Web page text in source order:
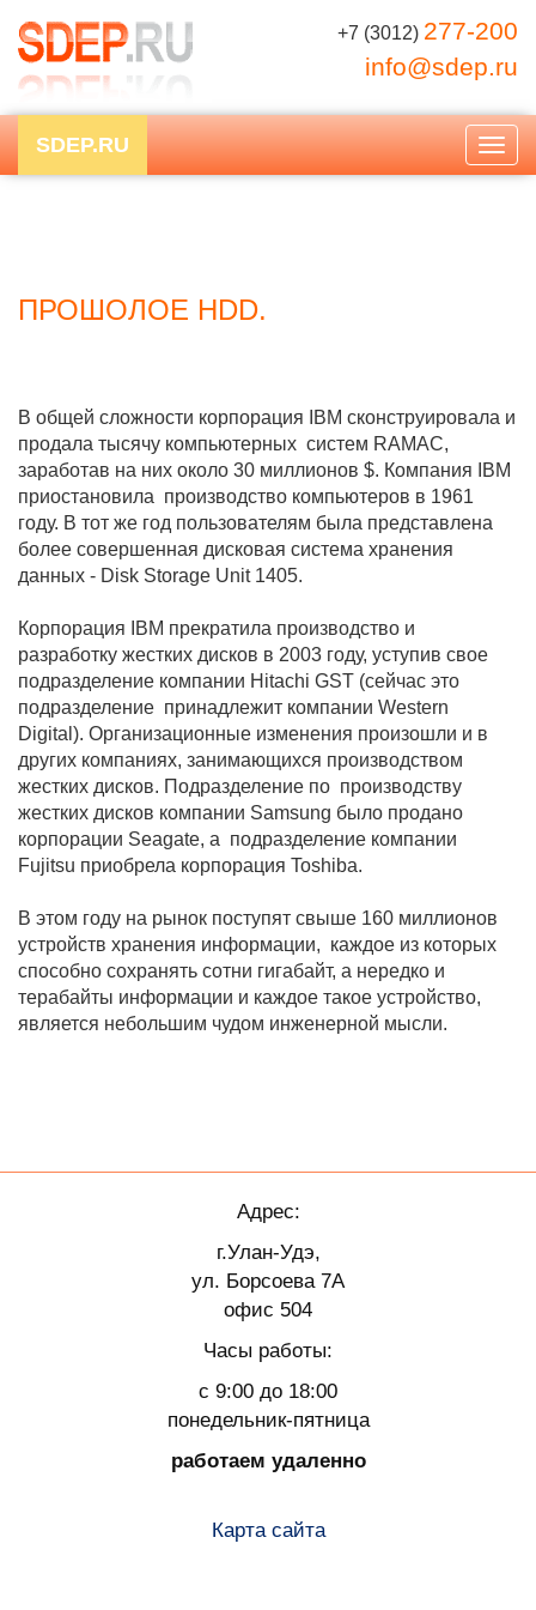
+7 (3012) 277-200
info@sdep.ru
SDEP.RU
ПРОШОЛОЕ HDD.
В общей сложности корпорация IBM сконструировала и
продала тысячу компьютерных систем RAMAC,
заработав на них около 30 миллионов $. Компания IBM
приостановила производство компьютеров в 1961
году. В тот же год пользователям была представлена
более совершенная дисковая система хранения
данных - Disk Storage Unit 1405.
Корпорация IBM прекратила производство и
разработку жестких дисков в 2003 году, уступив свое
подразделение компании Hitachi GST (сейчас это
подразделение принадлежит компании Western
Digital). Организационные изменения произошли и в
других компаниях, занимающихся производством
жестких дисков. Подразделение по производству
жестких дисков компании Samsung было продано
корпорации Seagate, а подразделение компании
Fujitsu приобрела корпорация Toshiba.
В этом году на рынок поступят свыше 160 миллионов
устройств хранения информации, каждое из которых
способно сохранять сотни гигабайт, а нередко и
терабайты информации и каждое такое устройство,
является небольшим чудом инженерной мысли.
Адрес:
г.Улан-Удэ,
ул. Борсоева 7А
офис 504
Часы работы:
с 9:00 до 18:00
понедельник-пятница
работаем удаленно
Карта сайта